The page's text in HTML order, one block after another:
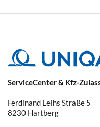
ServiceCenter & Kfz-
Ferdinand Leihs Straße 5
8230 Hartberg